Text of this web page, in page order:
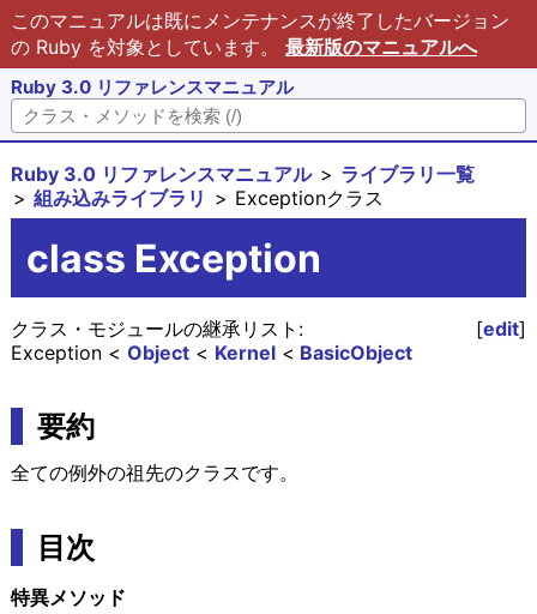
このマニュアルは既にメンテナンスが終了したバージョン
の Ruby を対象としています。 最新版のマニュアルへ
Ruby 3.0 リファレンスマニュアル
Ruby 3.0 リファレンスマニュアル
ライブラリ一覧
組み込みライブラリ
Exceptionクラス
class Exception
[edit]
クラス・モジュールの継承リスト:
BasicObject
Kernel
Object
Exception
要約
全ての例外の祖先のクラスです。
目次
特異メソッド